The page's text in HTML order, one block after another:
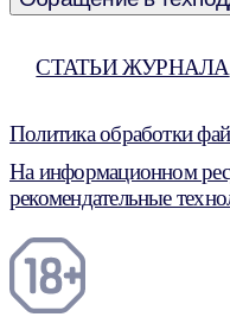
СТАТЬИ ЖУРНАЛА
Политика обработки
На информационном
рекомендательные